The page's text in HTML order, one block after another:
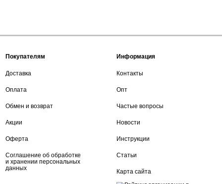
Покупателям
Доставка
Оплата
Обмен и возврат
Акции
Оферта
Соглашение об обработке
и хранении персональных
данных
Информация
Контакты
Опт
Частые вопросы
Новости
Инструкции
Статьи
Карта сайта